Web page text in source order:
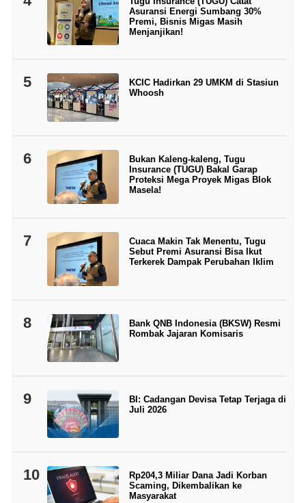
Asuransi Energi Sumbang 30%
Premi, Bisnis Migas Masih
Menjanjikan!
5
KCIC Hadirkan 29 UMKM di Stasiun
Whoosh
6
Bukan Kaleng-kaleng, Tugu
Insurance (TUGU) Bakal Garap
Proteksi Mega Proyek Migas Blok
Masela!
7
Cuaca Makin Tak Menentu, Tugu
Sebut Premi Asuransi Bisa Ikut
Terkerek Dampak Perubahan Iklim
8
Bank QNB Indonesia (BKSW) Resmi
Rombak Jajaran Komisaris
9
BI: Cadangan Devisa Tetap Terjaga di
Juli 2026
10
Rp204,3 Miliar Dana Jadi Korban
Scaming, Dikembalikan ke
Masyarakat